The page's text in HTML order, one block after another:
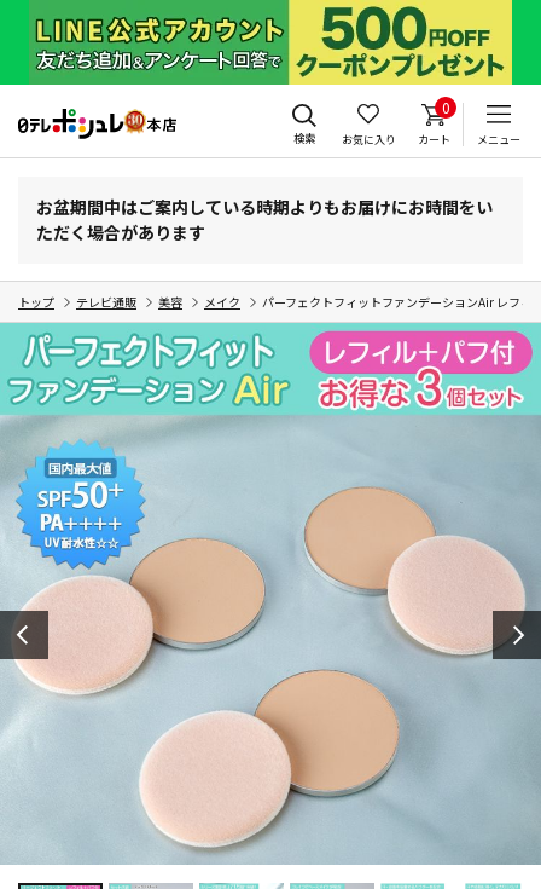
検索 お気に入り
0
カート メニュー
お盆期間中はご案内している時期よりもお届けにお時間をい
ただく場合があります
トップ テレビ通販 美容 メイク パーフェクトフィットファンデーションAir レフィ